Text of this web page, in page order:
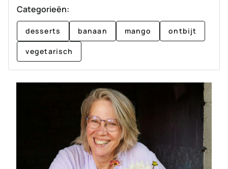
Categorieën:
desserts banaan mango ontbijt
vegetarisch